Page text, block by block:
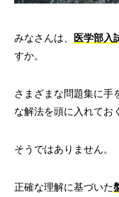
みなさんは、 医学部入
すか。
さまざまな問題集に手
な解法を頭に入れてお
そうではありません。
正確な理解に基づいた